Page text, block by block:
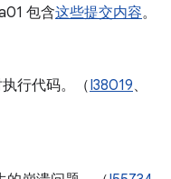
包含这些提交内容。
行代码。（I38019、